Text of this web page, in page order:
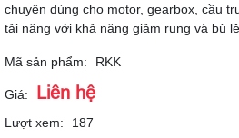
chuyên dùng cho motor, gearbox, cầu
tải nặng với khả năng giảm rung và bù
Mã sản phẩm: RKK
Giá: Liên hệ
Lượt xem: 187